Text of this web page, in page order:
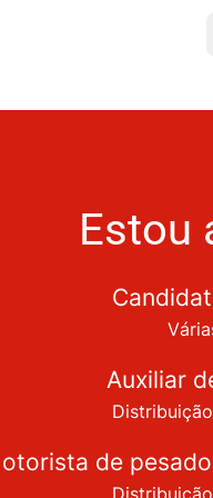
Estou
Auxiliar
de